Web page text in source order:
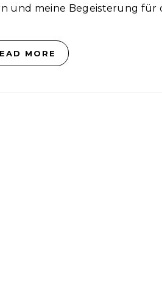
und meine Begeisterung für
MORE